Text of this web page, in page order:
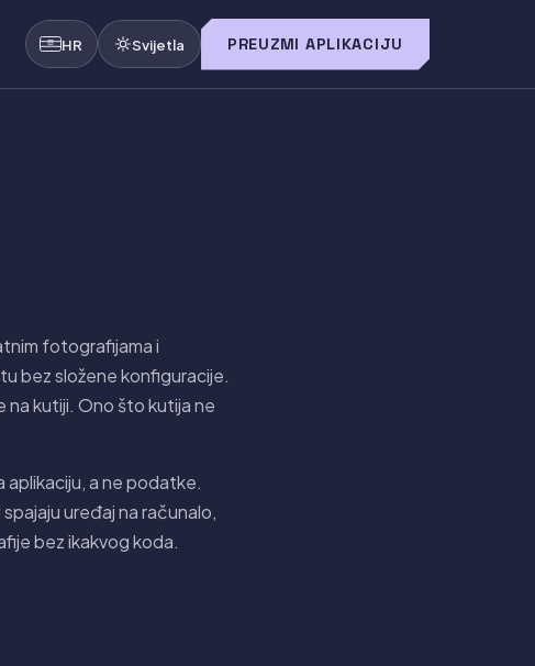
HR Svijetla PREUZMI APLIKACIJU
fotografijama i
bez složene konfiguracije.
na kutiji. Ono što kutija ne
a ne podatke.
uređaj na računalo,
bez ikakvog koda.